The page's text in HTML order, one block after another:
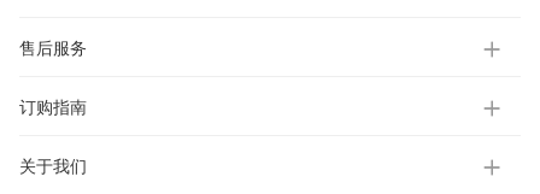
售后服务
订购指南
关于我们